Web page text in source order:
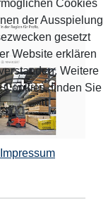
Cookies
der Ausspielung
gesetzt
Website erklären
Weitere
Cookies, finden Sie
Impressum